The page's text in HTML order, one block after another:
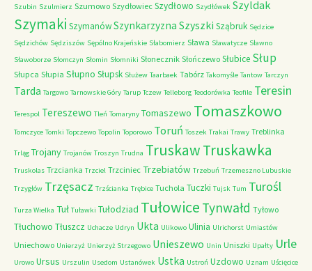
Szubin Szulmierz Szumowo Szydłowiec Szydłowo Szydłówek Szyldak
Szymaki SzymanówSzynkarzyzna Szyszki Sząbruk Sędzice
Sędzichów Sędziszów Sępólno Krajeńskie Słabomierz Sława Sławatycze Sławno
Sławoborze Słomczyn Słomin Słomniki Słonecznik Słończewo Słubice Słup
Słupca Słupia Słupno Słupsk Służew Taarbaek Tabórz Takomyśle Tantow Tarczyn
Tarda Targowo Tarnowskie Góry Tarup Tczew Telleborg Teodorówka Teofile Teresin
Terespol Tereszewo Tleń Tomaryny Tomaszewo Tomaszkowo
Tomczyce Tomki Topczewo Topolin Toporowo Toruń Toszek Trakai Trawy Treblinka
Trląg Trojany Trojanów Troszyn Trudna TruskawTruskawka
Truskolas Trzcianka Trzciel Trzciniec Trzebiatów Trzebuń Trzemeszno Lubuskie
Trzygłów Trzęsacz Trzścianka Trębice Tuchola Tuczki Tujsk Tum Turośl
Turza Wielka Tuł Tuławki Tułodziad Tułowice Tynwałd Tyłowo
Tłuchowo Tłuszcz Uchacze Udryn Ukta Ulikowo Ulinia Ulrichorst Umiastów
Uniechowo Unierzyż Unierzyż Strzegowo Unieszewo Unin Uniszki Upałty Urle
Urowo Ursus Urszulin Usedom Ustanówek Ustka Ustroń Uzdowo Uznam Uścięcice